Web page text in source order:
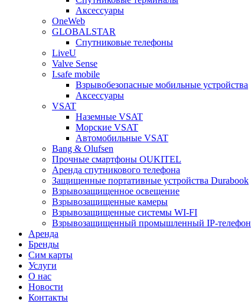
Аксессуары
OneWeb
GLOBALSTAR
Спутниковые телефоны
LiveU
Valve Sense
I.safe mobile
Взрывобезопасные мобильные устройства
Аксессуары
VSAT
Наземные VSAT
Морские VSAT
Автомобильные VSAT
Bang & Olufsen
Прочные смартфоны OUKITEL
Аренда спутникового телефона
Защищенные портативные устройства Durabook
Взрывозащищенное освещение
Взрывозащищенные камеры
Взрывозащищенные системы WI-FI
Взрывозащищенный промышленный IP-телефон
Аренда
Бренды
Сим карты
Услуги
О нас
Новости
Контакты